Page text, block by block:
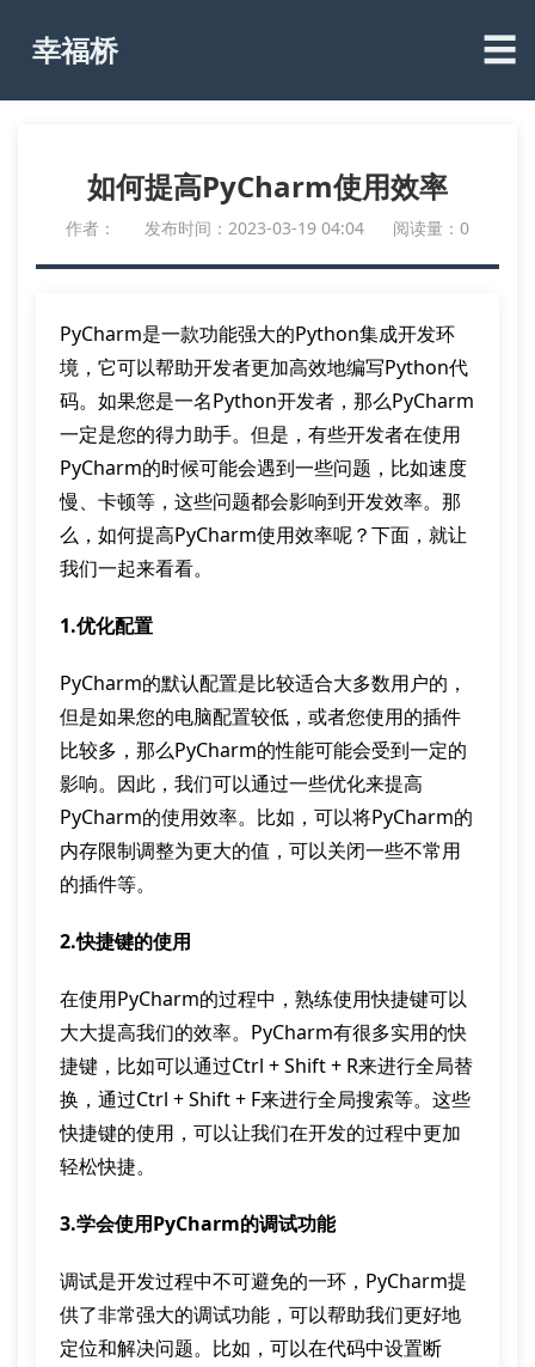
幸福桥 ☰
如何提高PyCharm使用效率
作者： 发布时间：2023-03-19 04:04 阅读量：0
PyCharm是一款功能强大的Python集成开发环
境，它可以帮助开发者更加高效地编写Python代
码。如果您是一名Python开发者，那么PyCharm
一定是您的得力助手。但是，有些开发者在使用
PyCharm的时候可能会遇到一些问题，比如速度
慢、卡顿等，这些问题都会影响到开发效率。那
么，如何提高PyCharm使用效率呢？下面，就让
我们一起来看看。
1.优化配置
PyCharm的默认配置是比较适合大多数用户的，
但是如果您的电脑配置较低，或者您使用的插件
比较多，那么PyCharm的性能可能会受到一定的
影响。因此，我们可以通过一些优化来提高
PyCharm的使用效率。比如，可以将PyCharm的
内存限制调整为更大的值，可以关闭一些不常用
的插件等。
2.快捷键的使用
在使用PyCharm的过程中，熟练使用快捷键可以
大大提高我们的效率。PyCharm有很多实用的快
捷键，比如可以通过Ctrl + Shift + R来进行全局替
换，通过Ctrl + Shift + F来进行全局搜索等。这些
快捷键的使用，可以让我们在开发的过程中更加
轻松快捷。
3.学会使用PyCharm的调试功能
调试是开发过程中不可避免的一环，PyCharm提
供了非常强大的调试功能，可以帮助我们更好地
定位和解决问题。比如，可以在代码中设置断